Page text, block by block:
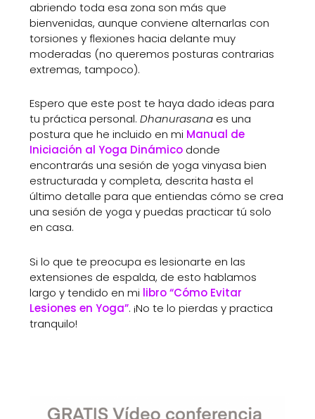
abriendo toda esa zona son más que
bienvenidas, aunque conviene alternarlas con
torsiones y flexiones hacia delante muy
moderadas (no queremos posturas contrarias
extremas, tampoco).
Espero que este post te haya dado ideas para
tu práctica personal.Dhanurasana es una
postura que he incluido en mi Manual de
Iniciación al Yoga Dinámico donde
encontrarás una sesión de yoga vinyasa bien
estructurada y completa, descrita hasta el
último detalle para que entiendas cómo se crea
una sesión de yoga y puedas practicar tú solo
en casa.
Si lo que te preocupa es lesionarte en las
extensiones de espalda, de esto hablamos
largo y tendido en mi libro “Cómo Evitar
Lesiones en Yoga”. ¡No te lo pierdas y practica
tranquilo!